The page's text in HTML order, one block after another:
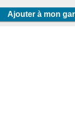
Ajouter à mon